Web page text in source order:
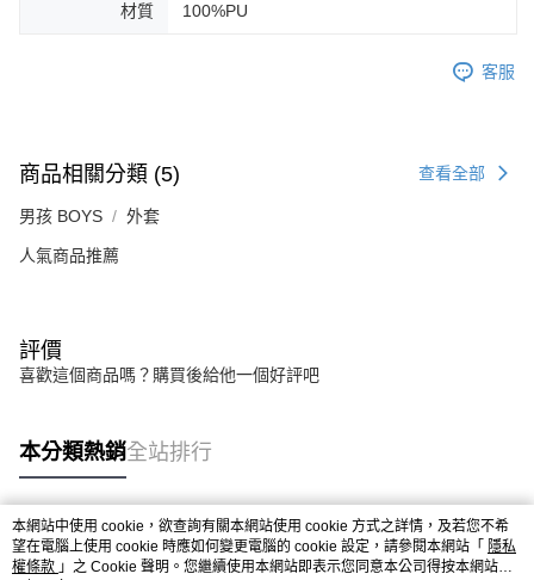
材質 100%PU
客服
商品相關分類 (5) 查看全部
男孩 BOYS 外套
人氣商品推薦
評價
喜歡這個商品嗎？購買後給他一個好評吧
本分類熱銷全站排行
熱門標籤
本網站中使用 cookie，欲查詢有關本網站使用 cookie 方式之詳情，及若您不希
望在電腦上使用 cookie 時應如何變更電腦的 cookie 設定，請參閱本網站「 隱私
權條款 」之 Cookie 聲明。您繼續使用本網站即表示您同意本公司得按本網站使